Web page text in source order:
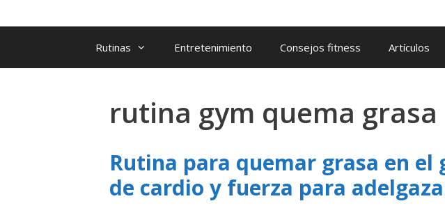
Rutinas Entretenimiento Consejos fitness Artículos
rutina gym quema grasa
Rutina para quemar grasa en el
de cardio y fuerza para